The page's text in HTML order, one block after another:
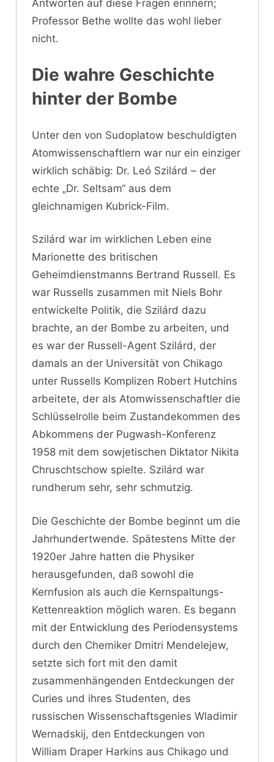
Antworten auf diese Fragen erinnern;
Professor Bethe wollte das wohl lieber
nicht.
Die wahre Geschichte
hinter der Bombe
Unter den von Sudoplatow beschuldigten
Atomwissenschaftlern war nur ein einziger
wirklich schäbig: Dr. Leó Szilárd – der
echte „Dr. Seltsam“ aus dem
gleichnamigen Kubrick-Film.
Szilárd war im wirklichen Leben eine
Marionette des britischen
Geheimdienstmanns Bertrand Russell. Es
war Russells zusammen mit Niels Bohr
entwickelte Politik, die Szilárd dazu
brachte, an der Bombe zu arbeiten, und
es war der Russell-Agent Szilárd, der
damals an der Universität von Chikago
unter Russells Komplizen Robert Hutchins
arbeitete, der als Atomwissenschaftler die
Schlüsselrolle beim Zustandekommen des
Abkommens der Pugwash-Konferenz
1958 mit dem sowjetischen Diktator Nikita
Chruschtschow spielte. Szilárd war
rundherum sehr, sehr schmutzig.
Die Geschichte der Bombe beginnt um die
Jahrhundertwende. Spätestens Mitte der
1920er Jahre hatten die Physiker
herausgefunden, daß sowohl die
Kernfusion als auch die Kernspaltungs-
Kettenreaktion möglich waren. Es begann
mit der Entwicklung des Periodensystems
durch den Chemiker Dmitri Mendelejew,
setzte sich fort mit den damit
zusammenhängenden Entdeckungen der
Curies und ihres Studenten, des
russischen Wissenschaftsgenies Wladimir
Wernadskij, den Entdeckungen von
William Draper Harkins aus Chikago und